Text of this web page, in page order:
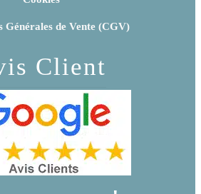
Générales de Vente (CGV)
Client